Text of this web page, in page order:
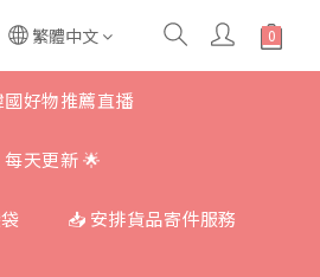
繁體中文
國好物推薦直播
天更新 🌟
📥 安排貨品寄件服務